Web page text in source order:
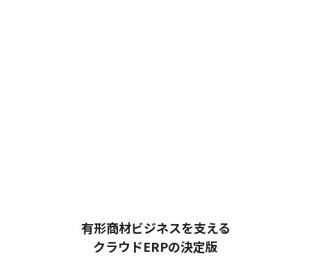
有形商材ビジネスを支える
クラウドERPの決定版